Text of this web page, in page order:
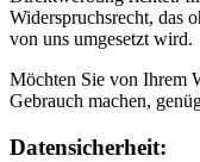
Widerspruchsrecht, das
von uns umgesetzt wird.
Möchten Sie von Ihrem
Gebrauch machen,
Datensicherheit: